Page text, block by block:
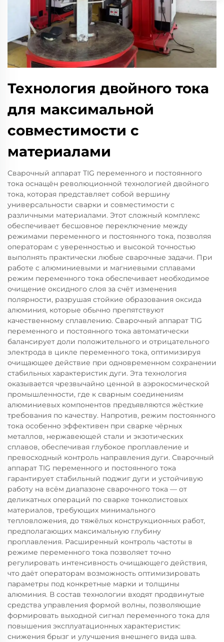
Технология двойного тока
для максимальной
совместимости с
материалами
Сварочный аппарат TIG переменного и постоянного
тока оснащён революционной технологией двойного
тока, которая представляет собой вершину
универсальности сварки и совместимости с
различными материалами. Этот сложный комплекс
обеспечивает бесшовное переключение между
режимами переменного и постоянного тока, позволяя
операторам с уверенностью и высокой точностью
выполнять практически любые сварочные задачи. При
работе с алюминиевыми и магниевыми сплавами
режим переменного тока обеспечивает необходимое
очищение оксидного слоя за счёт изменения
полярности, разрушая стойкие образования оксида
алюминия, которые обычно препятствуют
качественному сплавлению. Сварочный аппарат TIG
переменного и постоянного тока автоматически
балансирует доли положительного и отрицательного
электрода в цикле переменного тока, оптимизируя
очищающее действие при одновременном сохранении
стабильных характеристик дуги. Эта технология
оказывается чрезвычайно ценной в аэрокосмической
промышленности, где к сварным соединениям
алюминиевых компонентов предъявляются жёсткие
требования по качеству. Напротив, режим постоянного
тока особенно эффективен при сварке чёрных
металлов, нержавеющей стали и экзотических
сплавов, обеспечивая глубокое проплавление и
превосходный контроль направления дуги. Сварочный
аппарат TIG переменного и постоянного тока
гарантирует стабильный поджиг дуги и устойчивую
работу на всём диапазоне сварочного тока — от
деликатных операций по сварке тонколистовых
материалов, требующих минимального
тепловложения, до тяжёлых конструкционных работ,
предполагающих максимальную глубину
проплавления. Расширенный контроль частоты в
режиме переменного тока позволяет точно
регулировать интенсивность очищающего действия,
что даёт операторам возможность оптимизировать
параметры под конкретные марки и толщины
алюминия. В состав технологии входят продвинутые
средства управления формой волны, позволяющие
формировать выходной сигнал переменного тока для
повышения эксплуатационных характеристик:
снижения брызг и улучшения внешнего вида шва.